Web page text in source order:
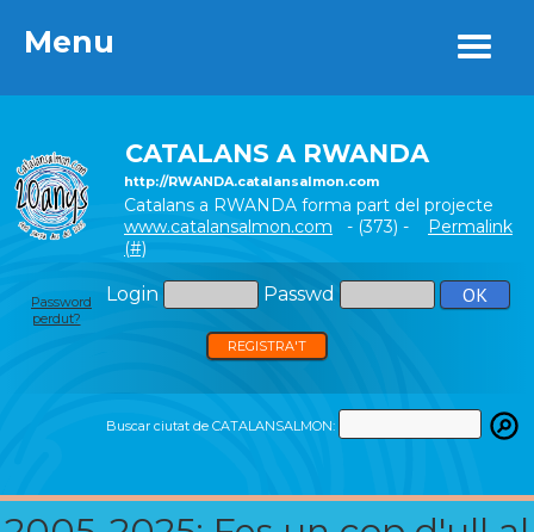
Menu
CATALANS A RWANDA
http://RWANDA.catalansalmon.com
Catalans a RWANDA forma part del projecte
www.catalansalmon.com - (373) - Permalink
(#)
Login Passwd
Password
perdut?
REGISTRA'T
Buscar ciutat de CATALANSALMON:
Menu